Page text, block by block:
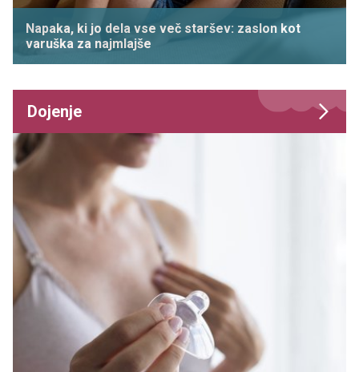
Napaka, ki jo dela vse več staršev: zaslon kot
varuška za najmlajše
Dojenje